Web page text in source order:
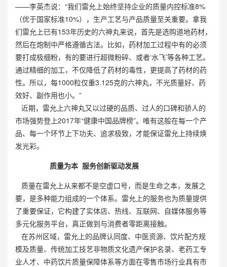
——李英杰说：“我们雷允上始终坚持企业的质量内控标准8%
（优于国家标准10%），生产工艺与产品质量至关重要。拿我
们雷允上已有153年历史的六神丸来说，首先是选购道地药材，
然后在炮制中严格遵循古法。比如，药材加工过程中有的必须
要打成极细粉，有的要进行超微粉碎、或者‘水飞’等各种工艺。
通过精细的加工，不仅降低了药材的毒性，更提高了药材的药
性。所以，每1000粒仅重3.125克的六神丸，不光质量好、药
效好、副作用也小。”
近期，雷允上六神丸又以过硬的品质、过人的口碑和骄人的
市场强势登上2017年“健康中国品牌榜”。唯有这般在每一个产
品、每一个环节上下功夫、追求极致，才能保证雷允上持续焕
发光彩。
质量为本 服务创新驱动发展
质量在雷允上从来都不是空虚口号，而是生命之本，发展之
要，是多种能力组成的一个体系。雷允上的服务也为质量提供
了重要保证，它构建了实体店、热线、互联网、自媒体服务等
多元化服务平台，真正做到与消费者零距离接触。
在苏州区域，雷允上的品牌认同度、中医资源、饮片配方规
模及质量、传统加工技艺非物质文化遗产保护名录、老药工专
业人才、中药饮片质量保障体系等方面在零售市场行业具有市